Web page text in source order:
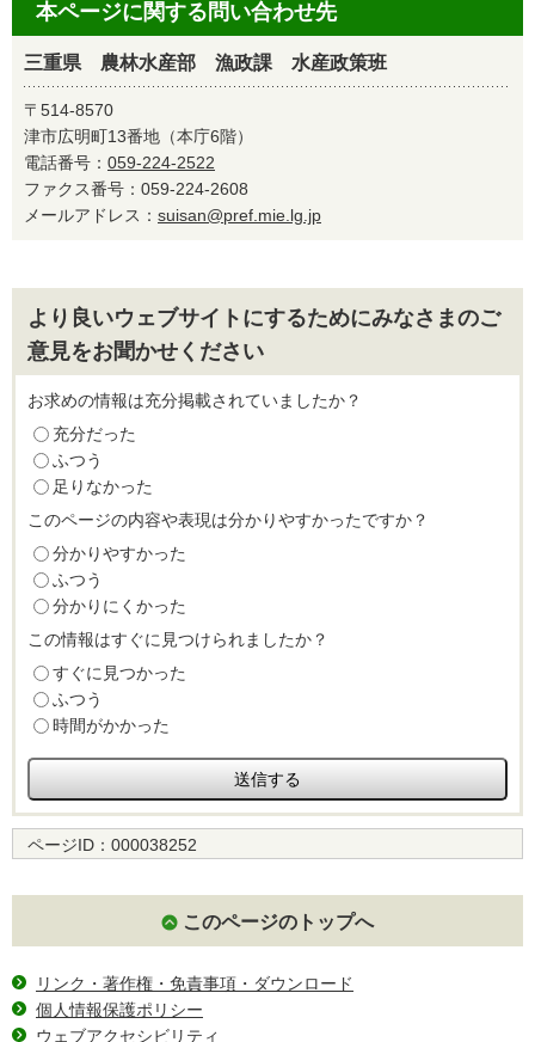
本ページに関する問い合わせ先
三重県 農林水産部 漁政課 水産政策班
〒514-8570
津市広明町13番地（本庁6階）
電話番号： 059-224-2522
ファクス番号：059-224-2608
メールアドレス： suisan@pref.mie.lg.jp
より良いウェブサイトにするためにみなさまのご
意見をお聞かせください
お求めの情報は充分掲載されていましたか？
充分だった
ふつう
足りなかった
このページの内容や表現は分かりやすかったですか？
分かりやすかった
ふつう
分かりにくかった
この情報はすぐに見つけられましたか？
すぐに見つかった
ふつう
時間がかかった
ページID： 000038252
このページのトップへ
リンク・著作権・免責事項・ダウンロード
個人情報保護ポリシー
ウェブアクセシビリティ